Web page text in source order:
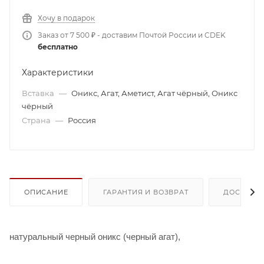
Хочу в подарок
Заказ от 7 500 ₽ - доставим Почтой России и CDEK
бесплатно
Характеристики
Вставка — Оникс, Агат, Аметист, Агат чёрный, Оникс
чёрный
Страна — Россия
ОПИСАНИЕ ГАРАНТИЯ И ВОЗВРАТ
натуральный черный оникс (черный агат),